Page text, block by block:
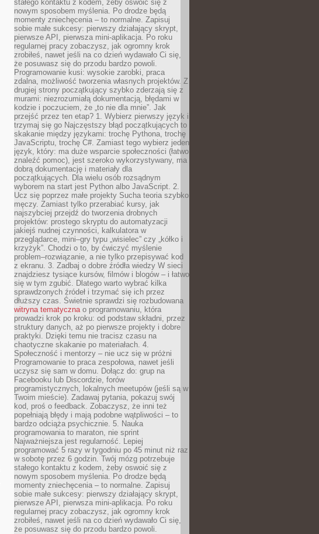
stałego kontaktu z kodem, żeby oswoić się z
nowym sposobem myślenia. Po drodze będą
momenty zniechęcenia – to normalne. Zapisuj
sobie małe sukcesy: pierwszy działający skrypt,
pierwsze API, pierwsza mini-aplikacja. Po roku
regularnej pracy zobaczysz, jak ogromny krok
zrobiłeś, nawet jeśli na co dzień wydawało Ci się,
że posuwasz się do przodu bardzo powoli.
Programowanie kusi: wysokie zarobki, praca
zdalna, możliwość tworzenia własnych projektów. Z
drugiej strony początkujący szybko zderzają się z
murami: niezrozumiałą dokumentacją, błędami w
kodzie i poczuciem, że „to nie dla mnie”. Jak
przejść przez ten etap? 1. Wybierz pierwszy język i
trzymaj się go Najczęstszy błąd początkujących to
skakanie między językami: trochę Pythona, trochę
JavaScriptu, trochę C#. Zamiast tego wybierz jeden
język, który: ma duże wsparcie społeczności (łatwo
znaleźć pomoc), jest szeroko wykorzystywany, ma
dobrą dokumentację i materiały dla
początkujących. Dla wielu osób rozsądnym
wyborem na start jest Python albo JavaScript. 2.
Ucz się poprzez małe projekty Sucha teoria szybko
męczy. Zamiast tylko przerabiać kursy, jak
najszybciej przejdź do tworzenia drobnych
projektów: prostego skryptu do automatyzacji
jakiejś nudnej czynności, kalkulatora w
przeglądarce, mini–gry typu „wisielec” czy „kółko i
krzyżyk”. Chodzi o to, by ćwiczyć myślenie
problem–rozwiązanie, a nie tylko przepisywać kod
z ekranu. 3. Zadbaj o dobre źródła wiedzy W sieci
znajdziesz tysiące kursów, filmów i blogów – i łatwo
się w tym zgubić. Dlatego warto wybrać kilka
sprawdzonych źródeł i trzymać się ich przez
dłuższy czas. Świetnie sprawdzi się rozbudowana
witryna tematycznao programowaniu, która
prowadzi krok po kroku: od podstaw składni, przez
struktury danych, aż po pierwsze projekty i dobre
praktyki. Dzięki temu nie tracisz czasu na
chaotyczne skakanie po materiałach. 4.
Społeczność i mentorzy – nie ucz się w próżni
Programowanie to praca zespołowa, nawet jeśli
uczysz się sam w domu. Dołącz do: grup na
Facebooku lub Discordzie, forów
programistycznych, lokalnych meetupów (jeśli są w
Twoim mieście). Zadawaj pytania, pokazuj swój
kod, proś o feedback. Zobaczysz, że inni też
popełniają błędy i mają podobne wątpliwości – to
bardzo odciąża psychicznie. 5. Nauka
programowania to maraton, nie sprint
Najważniejsza jest regularność. Lepiej
programować 5 razy w tygodniu po 45 minut niż raz
w sobotę przez 6 godzin. Twój mózg potrzebuje
stałego kontaktu z kodem, żeby oswoić się z
nowym sposobem myślenia. Po drodze będą
momenty zniechęcenia – to normalne. Zapisuj
sobie małe sukcesy: pierwszy działający skrypt,
pierwsze API, pierwsza mini-aplikacja. Po roku
regularnej pracy zobaczysz, jak ogromny krok
zrobiłeś, nawet jeśli na co dzień wydawało Ci się,
że posuwasz się do przodu bardzo powoli.